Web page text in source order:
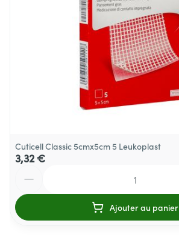
Cuticell Classic 5cmx5cm 5 Leukoplast
3,32 €
Ajouter au panier